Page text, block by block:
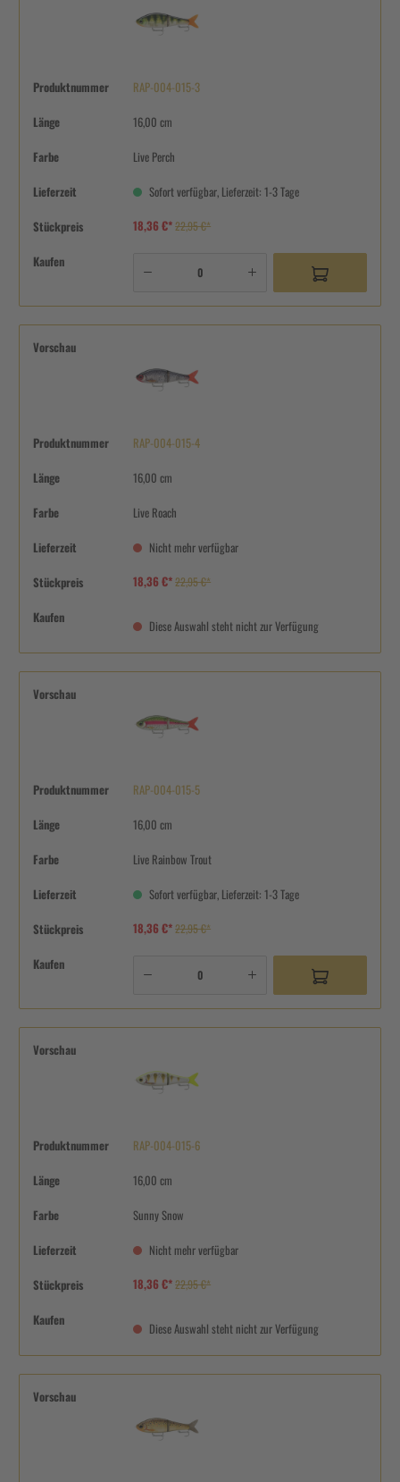
Produktnummer RAP-004-015-3
Länge 16,00 cm
Farbe Live Perch
Lieferzeit Sofort verfügbar, Lieferzeit: 1-3 Tage
Stückpreis 18,36 €*22,95 €*
Kaufen
Vorschau
Produktnummer RAP-004-015-4
Länge 16,00 cm
Farbe Live Roach
Lieferzeit Nicht mehr verfügbar
Stückpreis 18,36 €*22,95 €*
Kaufen
Diese Auswahl steht nicht zur Verfügung
Vorschau
Produktnummer RAP-004-015-5
Länge 16,00 cm
Farbe Live Rainbow Trout
Lieferzeit Sofort verfügbar, Lieferzeit: 1-3 Tage
Stückpreis 18,36 €*22,95 €*
Kaufen
Vorschau
Produktnummer RAP-004-015-6
Länge 16,00 cm
Farbe Sunny Snow
Lieferzeit Nicht mehr verfügbar
Stückpreis 18,36 €*22,95 €*
Kaufen
Diese Auswahl steht nicht zur Verfügung
Vorschau